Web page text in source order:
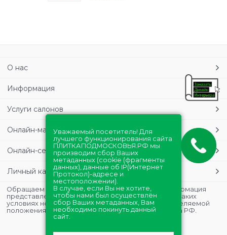
О нас
Информация
Услуги салонов
Онлайн-магазин
Онлайн-сервисы
Личный кабинет
Обращаем Ваше внимание на то, что данная информация
представлена в ознакомительных целях и ни при каких
условиях не является публичной офертой, определяемой
положениями Статьи 437 (2) Гражданского кодекса РФ.
Полная версия сайта
Уважаемый посетитель! Для
лучшего функционирования сайта
ПЛИТКАПОДМОСКОВЬЯ.РФ мы
производим сбор Ваших
метаданных (cookie (фрагменты
данных), данные об IP(Интернет
Протокол)-адресе и
местоположении).
В случае, если Вы не хотите,
чтобы нами был осуществлён
сбор Ваших метаданных, Вам
необходимо покинуть данный
сайт.